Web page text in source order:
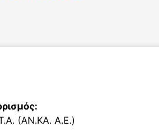
(ΑΝ.ΚΑ. Α.Ε.)